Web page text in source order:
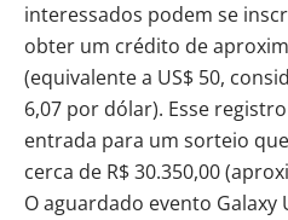
interessados podem se
obter um crédito de
(equivalente a US$ 50,
6,07 por dólar). Esse
entrada para um sorteio
cerca de R$ 30.350,00
O aguardado evento Galaxy